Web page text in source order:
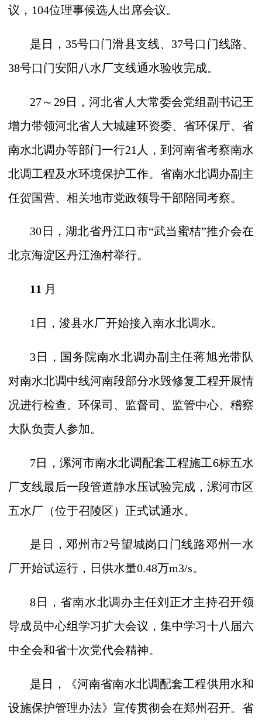
议， 104位理事候选人出席会议。
是日， 35号口门滑县支线、 37号口门线路、
38号口门安阳八水厂支线通水验收完成。
27～ 29日，河北省人大常委会党组副书记王
增力带领河北省人大城建环资委、省环保厅、省
南水北调办等部门一行21 人，到河南省考察南水
北调工程及水环境保护工作。省南水北调办副主
任贺国营、相关地市党政领导干部陪同考察。
30 日，湖北省丹江口市“武当蜜桔”推介会在
北京海淀区丹江渔村举行。
11 月
1 日，浚县水厂开始接入南水北调水。
3 日，国务院南水北调办副主任蒋旭光带队
对南水北调中线河南段部分水毁修复工程开展情
况进行检查。环保司、监督司、监管中心、稽察
大队负责人参加。
7日，漯河市南水北调配套工程施工6标五水
厂支线最后一段管道静水压试验完成，漯河市区
五水厂（位于召陵区）正式试通水。
是日，邓州市2号望城岗口门线路邓州一水
厂开始试运行，日供水量0.48万m3/s。
8 日，省南水北调办主任刘正才主持召开领
导成员中心组学习扩大会议，集中学习十八届六
中全会和省十次党代会精神。
是日，《河南省南水北调配套工程供用水和
设施保护管理办法》宣传贯彻会在郑州召开。省